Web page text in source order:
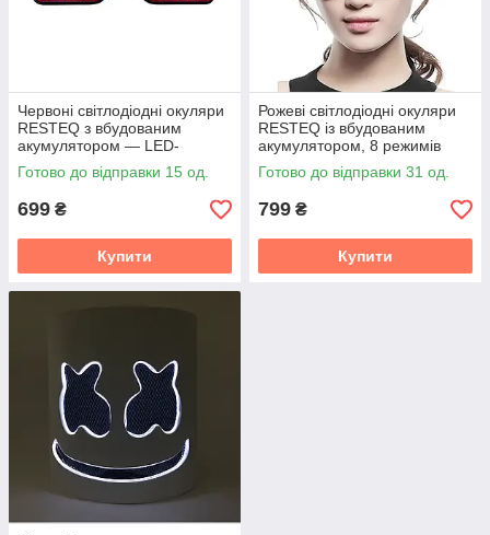
Червоні світлодіодні окуляри
RESTEQ з вбудованим
акумулятором — LED-
окуляри для вечірок та шоу,
зарядка через USB, 8
Готово до відправки 15 од.
699 ₴
Купити
Рожеві світлодіодні окуляри
RESTEQ із вбудованим
акумулятором, 8 режимів
роботи. Світлодіодні Led El
окуляри
Готово до відправки 31 од.
799 ₴
Купити